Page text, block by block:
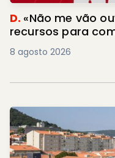
D. «Não me vão
recursos para
8 agosto 2026